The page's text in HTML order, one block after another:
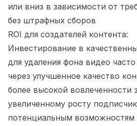
или вниз в зависимости от
без штрафных сборов
ROI для создателей контента:
Инвестирование в
для удаления фона видео часто
через улучшенное качество
более высокой вовлеченности
увеличенному росту
потенциальным возможностям